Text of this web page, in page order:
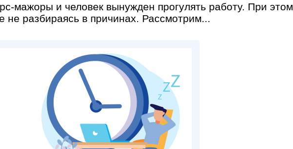
мажоры и человек вынужден прогулять работу. При этом
не разбираясь в причинах. Рассмотрим...